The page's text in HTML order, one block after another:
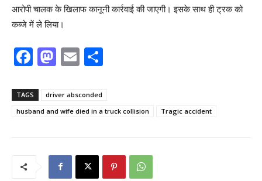
आरोपी चालक के खिलाफ कानूनी कार्रवाई की जाएगी। इसके साथ ही ट्रक को
कब्जे में ले लिया।
F
c
e
M
st
o
o
n
E
ai
l
e
TAGS
driver absconded
husband and wife died in a truck collision
Tragic accident